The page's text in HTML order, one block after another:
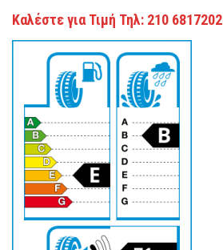
Καλέστε για Τιμή Τηλ: 210 6817202